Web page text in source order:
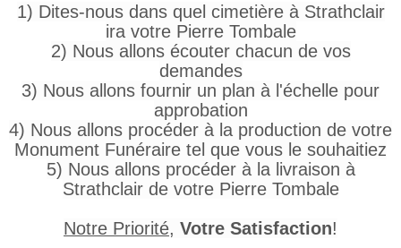
1) Dites-nous dans quel cimetière à Strathclair
ira votre Pierre Tombale
2) Nous allons écouter chacun de vos
demandes
3) Nous allons fournir un plan à l'échelle pour
approbation
4) Nous allons procéder à la production de votre
Monument Funéraire tel que vous le souhaitiez
5) Nous allons procéder à la livraison à
Strathclair de votre Pierre Tombale
Notre Priorité, Votre Satisfaction!